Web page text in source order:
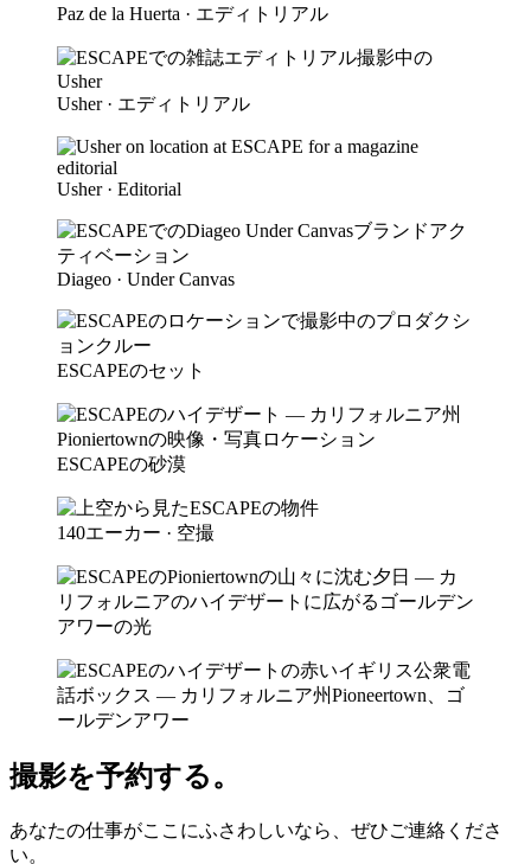
Paz de la Huerta · エディトリアル
Usher · エディトリアル
Usher · Editorial
Diageo · Under Canvas
ESCAPEのセット
ESCAPEの砂漠
140エーカー · 空撮
撮影を予約する。
あなたの仕事がここにふさわしいなら、ぜひご連絡くださ
い。